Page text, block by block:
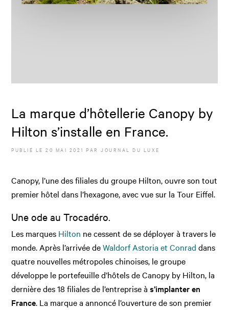
La marque d’hôtellerie Canopy by
Hilton s’installe en France.
PUBLIÉ LE20 MAI 2021 PAR JOURNAL DU LUXE
Canopy, l’une des filiales du groupe Hilton, ouvre son tout
premier hôtel dans l’hexagone, avec vue sur la Tour Eiffel.
Une ode au Trocadéro.
Les marques Hilton ne cessent de se déployer à travers le
monde. Après l’arrivée deWaldorf Astoria et Conrad dans
quatre nouvelles métropoles chinoises, le groupe
développe le portefeuille d’hôtels de Canopy by Hilton, la
dernière des 18 filiales de l’entreprise às’implanter en
France. La marque a annoncé l’ouverture de son premier